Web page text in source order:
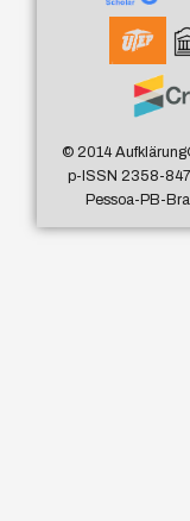
© 2014 Aufklärung
p-ISSN 2358-
Pessoa-PB-